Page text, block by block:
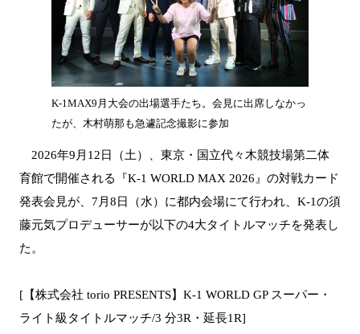
K-1MAX9月大会の出場選手たち。会見に出席しなかっ
たが、木村萌那も急遽記念撮影に参加
2026年9月12日（土）、東京・国立代々木競技場第二体
育館で開催される『K-1 WORLD MAX 2026』の対戦カード
発表会見が、7月8日（水）に都内会場にて行われ、K-1の須
藤元気プロデューサーが以下の4大タイトルマッチを発表し
た。
[【株式会社 torio PRESENTS】K-1 WORLD GP スーパー・
ライト級タイトルマッチ/3 分3R・延長1R]